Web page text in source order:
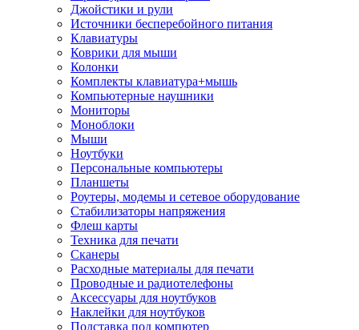
Джойстики и рули
Источники бесперебойного питания
Клавиатуры
Коврики для мыши
Колонки
Комплекты клавиатура+мышь
Компьютерные наушники
Мониторы
Моноблоки
Мыши
Ноутбуки
Персональные компьютеры
Планшеты
Роутеры, модемы и сетевое оборудование
Стабилизаторы напряжения
Флеш карты
Техника для печати
Сканеры
Расходные материалы для печати
Проводные и радиотелефоны
Аксессуары для ноутбуков
Наклейки для ноутбуков
Подставка под компютер